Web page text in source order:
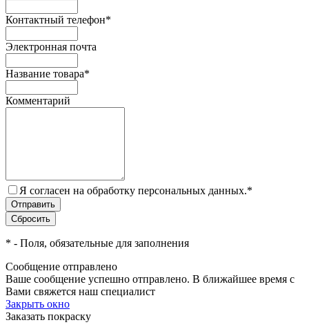
Контактный телефон*
Электронная почта
Название товара*
Комментарий
Я согласен на обработку персональных данных.*
* - Поля, обязательные для заполнения
Сообщение отправлено
Ваше сообщение успешно отправлено. В ближайшее время с
Вами свяжется наш специалист
Закрыть окно
Заказать покраску